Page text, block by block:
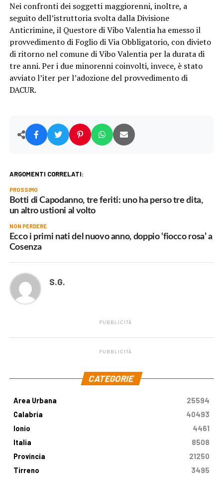
Nei confronti dei soggetti maggiorenni, inoltre, a
seguito dell’istruttoria svolta dalla Divisione
Anticrimine, il Questore di Vibo Valentia ha emesso il
provvedimento di Foglio di Via Obbligatorio, con divieto
di ritorno nel comune di Vibo Valentia per la durata di
tre anni. Per i due minorenni coinvolti, invece, è stato
avviato l’iter per l’adozione del provvedimento di
DACUR.
ARGOMENTI CORRELATI:
PROSSIMO
Botti di Capodanno, tre feriti: uno ha perso tre dita,
un altro ustioni al volto
NON PERDERE
Ecco i primi nati del nuovo anno, doppio ‘fiocco rosa’ a
Cosenza
S.G.
PUBBLICITÀ
PUBBLICITÀ
CATEGORIE
Area Urbana
25594
Calabria
40493
Ionio
4461
Italia
8508
Provincia
21250
Tirreno
3495